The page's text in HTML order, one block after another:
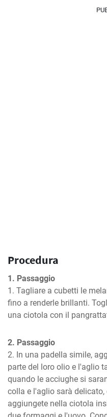
Procedura
1. Passaggio
1. Tagliare a cubetti le
fino a renderle brillanti.
una ciotola con il
2. Passaggio
2. In una padella simile,
parte del loro olio e l'aglio
quando le acciughe si
colla e l'aglio sarà
aggiungete nella ciotola